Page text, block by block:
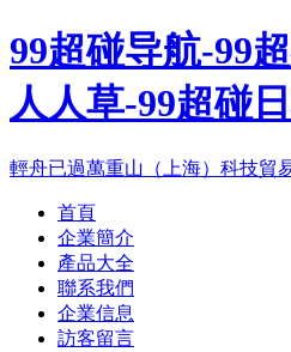
99超碰导航-99
人人草-99超碰
輕舟已過萬重山（上海）科技貿
首頁
企業簡介
產品大全
聯系我們
企業信息
訪客留言